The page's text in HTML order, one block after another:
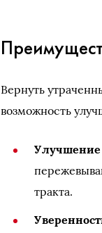
Вернуть
возможность
тракта.